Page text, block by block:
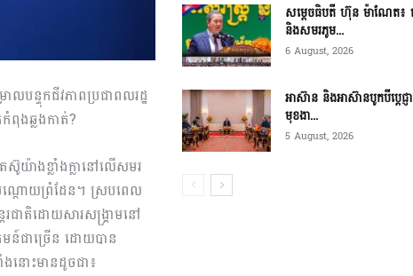
ប្រតិកម្ម
រហ័ស
លបន្ទុកជីវភាពប្រជាពលរដ្ឋ
ពុងឆ្លងកាត់?
ស៊ូយ៉ាងខ្លាំងក្លានៅលើសមរ
ណ្តោយព្រំដែន។ ស្របពេល
រជាតិដោយសារសង្គ្រាមនៅ
មន៍ជាច្រើន ដោយបាន
នោះមានដូចជា៖
សម្តេចធិបតី ហ៊ុន ម៉ាណែត៖
និងសមរភូម...
6 August, 2026
អាស៊ាន និងអាស៊ានបូកបីប្តេជ្ញ
មុខងា...
5 August, 2026